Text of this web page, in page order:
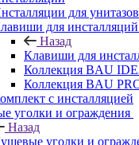
для унитазов
для инсталляций
Назад
Клавиши для
Коллекция BAU
Коллекция BAU
с инсталляцией
уголки и ограждения
Назад
уголки и